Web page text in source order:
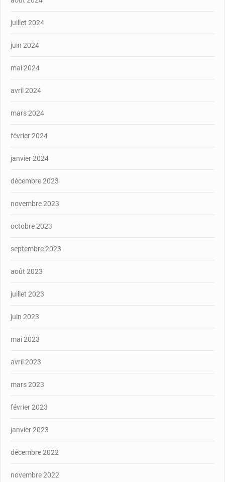
juillet 2024
juin 2024
mai 2024
avril 2024
mars 2024
février 2024
janvier 2024
décembre 2023
novembre 2023
octobre 2023
septembre 2023
août 2023
juillet 2023
juin 2023
mai 2023
avril 2023
mars 2023
février 2023
janvier 2023
décembre 2022
novembre 2022